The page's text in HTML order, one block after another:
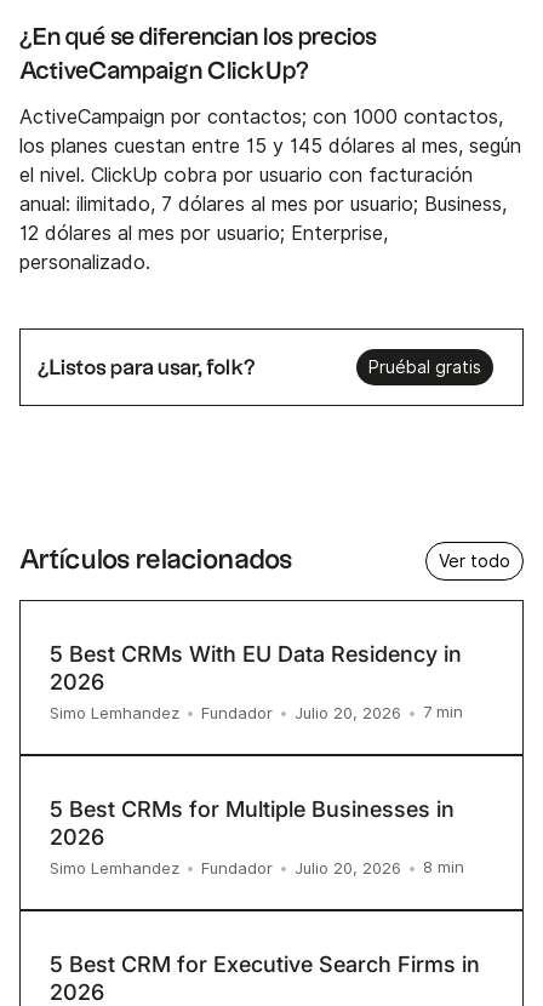
¿En qué se diferencian los precios
ActiveCampaign ClickUp?
ActiveCampaign por contactos; con 1000 contactos,
los planes cuestan entre 15 y 145 dólares al mes, según
el nivel. ClickUp cobra por usuario con facturación
anual: ilimitado, 7 dólares al mes por usuario; Business,
12 dólares al mes por usuario; Enterprise,
personalizado.
¿Listos para usar, folk? Pruébal gratis
Artículos relacionados Ver todo
5 Best CRMs With EU Data Residency in
2026
Simo Lemhandez • Fundador • Julio 20, 2026 • 7 min
5 Best CRMs for Multiple Businesses in
2026
Simo Lemhandez • Fundador • Julio 20, 2026 • 8 min
5 Best CRM for Executive Search Firms in
2026